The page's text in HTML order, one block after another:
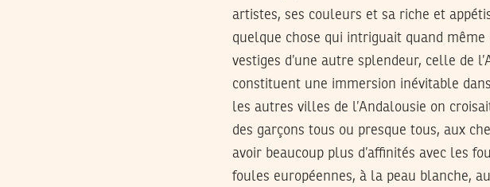
artistes, ses couleurs et sa riche et
quelque chose qui intriguait quand même
vestiges d’une autre splendeur, celle de
constituent une immersion inévitable
les autres villes de l’Andalousie on
des garçons tous ou presque tous, aux
avoir beaucoup plus d’affinités avec les
foules européennes, à la peau blanche,